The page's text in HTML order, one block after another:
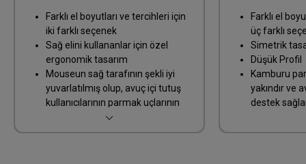
Farklı el boyutları ve tercihleri için
iki farklı seçenek
Sağ elini kullananlar için özel
ergonomik tasarım
Mouseun sağ tarafının şekli iyi
yuvarlatılmış olup, avuç içi tutuş
kullanıcılarının parmak uçlarının
mouseu tutmasına/kapamasına
olanak tanır ve sorunsuz hareket
Farklı el
üç farklı
Simetrik
Düşük Profil
Kamburu
yakındır ve
destek